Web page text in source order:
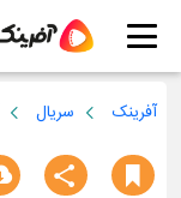
آفرینک سریال